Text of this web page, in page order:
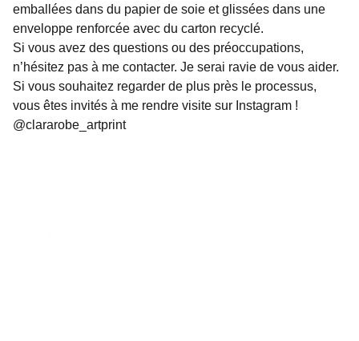
emballées dans du papier de soie et glissées dans une
enveloppe renforcée avec du carton recyclé.
Si vous avez des questions ou des préoccupations,
n’hésitez pas à me contacter. Je serai ravie de vous aider.
Si vous souhaitez regarder de plus près le processus,
vous êtes invités à me rendre visite sur Instagram !
@clararobe_artprint